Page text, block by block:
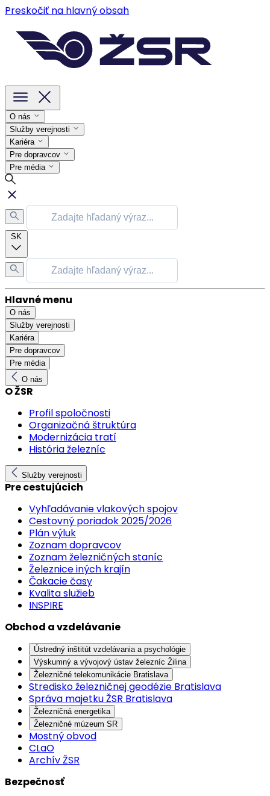
Preskočiť na hlavný obsah
O nás
Služby verejnosti
Kariéra
Pre dopravcov
Pre média
SK
Hlavné menu
O nás
Služby verejnosti
Kariéra
Pre dopravcov
Pre média
O nás
O ŽSR
Profil spoločnosti
Organizačná štruktúra
Modernizácia tratí
História železníc
Služby verejnosti
Pre cestujúcich
Vyhľadávanie vlakových spojov
Cestovný poriadok 2025/2026
Plán výluk
Zoznam dopravcov
Zoznam železničných staníc
Železnice iných krajín
Čakacie časy
Kvalita služieb
INSPIRE
Obchod a vzdelávanie
Ústredný inštitút vzdelávania a psychológie
Výskumný a vývojový ústav železníc Žilina
Železničné telekomunikácie Bratislava
Stredisko železničnej geodézie Bratislava
Správa majetku ŽSR Bratislava
Železničná energetika
Železničné múzeum SR
Mostný obvod
CLaO
Archív ŽSR
Bezpečnosť